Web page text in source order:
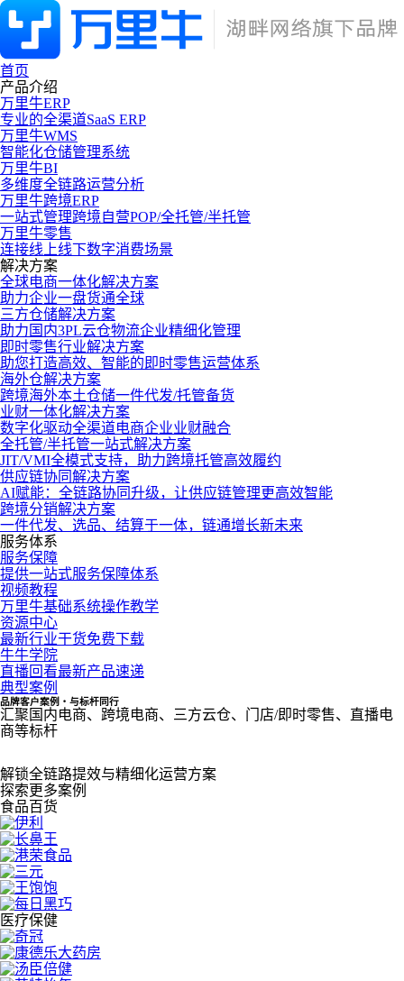
首页
产品介绍
万里牛ERP
专业的全渠道SaaS ERP
万里牛WMS
智能化仓储管理系统
万里牛BI
多维度全链路运营分析
万里牛跨境ERP
一站式管理跨境自营POP/全托管/半托管
万里牛零售
连接线上线下数字消费场景
解决方案
全球电商一体化解决方案
助力企业一盘货通全球
三方仓储解决方案
助力国内3PL云仓物流企业精细化管理
即时零售行业解决方案
助您打造高效、智能的即时零售运营体系
海外仓解决方案
跨境海外本土仓储一件代发/托管备货
业财一体化解决方案
数字化驱动全渠道电商企业业财融合
全托管/半托管一站式解决方案
JIT/VMI全模式支持，助力跨境托管高效履约
供应链协同解决方案
AI赋能：全链路协同升级，让供应链管理更高效智能
跨境分销解决方案
一件代发、选品、结算于一体，链通增长新未来
服务体系
服务保障
提供一站式服务保障体系
视频教程
万里牛基础系统操作教学
资源中心
最新行业干货免费下载
牛牛学院
直播回看最新产品速递
典型案例
品牌客户案例・与标杆同行
汇聚国内电商、跨境电商、三方云仓、门店/即时零售、直播电
商等标杆
解锁全链路提效与精细化运营方案
探索更多案例
食品百货
医疗保健